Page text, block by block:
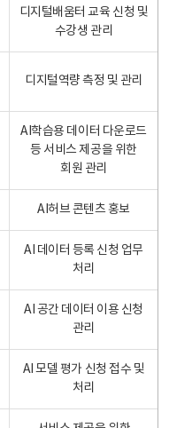
디지털배움터 교육 신청 및
수강생 관리
디지털역량 측정 및 관리
AI학습용 데이터 다운로드
등 서비스 제공을 위한
회원 관리
AI허브 콘텐츠 홍보
AI 데이터 등록 신청 업무
처리
AI 공간 데이터 이용 신청
관리
AI 모델 평가 신청 접수 및
처리